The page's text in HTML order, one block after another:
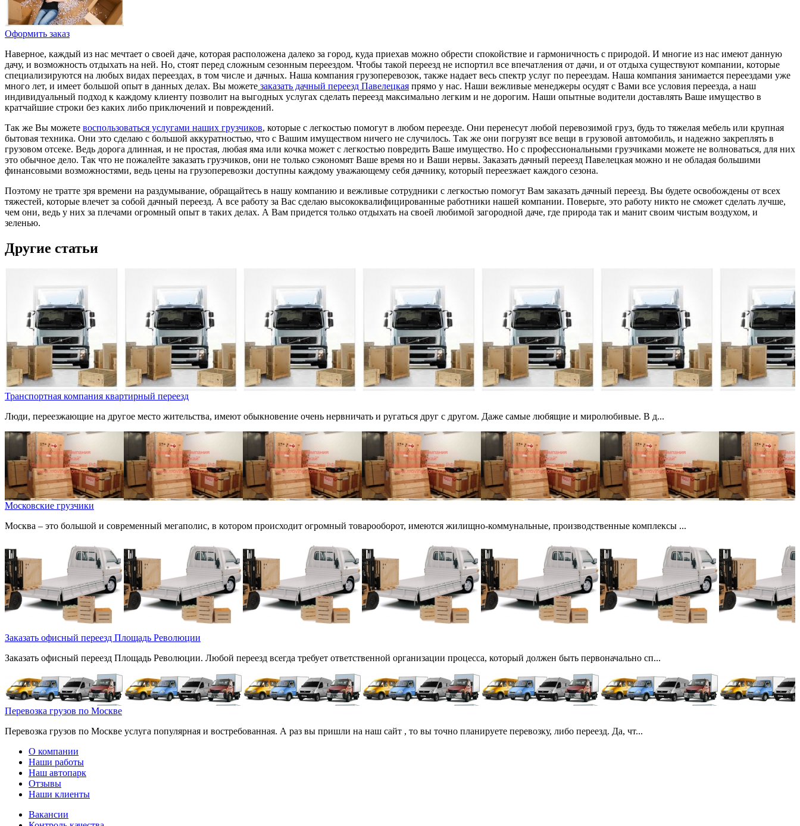
Оформить заказ
Наверное, каждый из нас мечтает о своей даче, которая расположена далеко за город, куда приехав можно обрести спокойствие и гармоничность с природой. И многие из нас имеют данную
дачу, и возможность отдыхать на ней. Но, стоят перед сложным сезонным переездом. Чтобы такой переезд не испортил все впечатления от дачи, и от отдыха существуют компании, которые
специализируются на любых видах переездах, в том числе и дачных. Наша компания грузоперевозок, также надает весь спектр услуг по переездам. Наша компания занимается переездами уже
много лет, и имеет большой опыт в данных делах. Вы можете заказать дачный переезд Павелецкая прямо у нас. Наши вежливые менеджеры осудят с Вами все условия переезда, а наш
индивидуальный подход к каждому клиенту позволит на выгодных услугах сделать переезд максимально легким и не дорогим. Наши опытные водители доставлять Ваше имущество в
кратчайшие строки без каких либо приключений и повреждений.
Так же Вы можете воспользоваться услугами наших грузчиков, которые с легкостью помогут в любом переезде. Они перенесут любой перевозимой груз, будь то тяжелая мебель или крупная
бытовая техника. Они это сделаю с большой аккуратностью, что с Вашим имуществом ничего не случилось. Так же они погрузят все вещи в грузовой автомобиль, и надежно закреплять в
грузовом отсеке. Ведь дорога длинная, и не простая, любая яма или кочка может с легкостью повредить Ваше имущество. Но с профессиональными грузчиками можете не волноваться, для них
это обычное дело. Так что не пожалейте заказать грузчиков, они не только сэкономят Ваше время но и Ваши нервы. Заказать дачный переезд Павелецкая можно и не обладая большими
финансовыми возможностями, ведь цены на грузоперевозки доступны каждому уважающему себя дачнику, который переезжает каждого сезона.
Поэтому не тратте зря времени на раздумывание, обращайтесь в нашу компанию и вежливые сотрудники с легкостью помогут Вам заказать дачный переезд. Вы будете освобождены от всех
тяжестей, которые влечет за собой дачный переезд. А все работу за Вас сделаю высококвалифицированные работники нашей компании. Поверьте, это работу никто не сможет сделать лучше,
чем они, ведь у них за плечами огромный опыт в таких делах. А Вам придется только отдыхать на своей любимой загородной даче, где природа так и манит своим чистым воздухом, и
зеленью.
Другие статьи
Транспортная компания квартирный переезд
Люди, переезжающие на другое место жительства, имеют обыкновение очень нервничать и ругаться друг с другом. Даже самые любящие и миролюбивые. В д...
Московские грузчики
Москва – это большой и современный мегаполис, в котором происходит огромный товарооборот, имеются жилищно-коммунальные, производственные комплексы ...
Заказать офисный переезд Площадь Революции
Заказать офисный переезд Площадь Революции. Любой переезд всегда требует ответственной организации процесса, который должен быть первоначально сп...
Перевозка грузов по Москве
Перевозка грузов по Москве услуга популярная и востребованная. А раз вы пришли на наш сайт , то вы точно планируете перевозку, либо переезд. Да, чт...
О компании
Наши работы
Наш автопарк
Отзывы
Наши клиенты
Вакансии